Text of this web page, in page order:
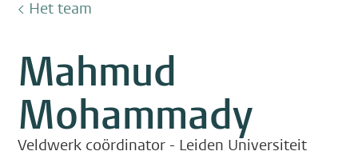
< Het team
Mahmud
Mohammady
Veldwerk coördinator - Leiden Universiteit